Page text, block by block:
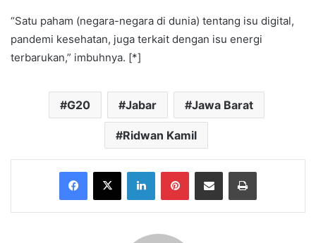
“Satu paham (negara-negara di dunia) tentang isu digital,
pandemi kesehatan, juga terkait dengan isu energi
terbarukan,” imbuhnya. [*]
G20 Jabar Jawa Barat
Ridwan Kamil
Facebook
X LinkedInPinterestShare via Email Print